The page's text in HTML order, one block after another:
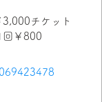
3,000チケット
￥800